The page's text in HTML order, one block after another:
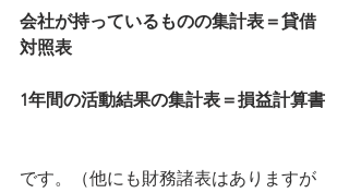
会社が持っているものの集計表＝貸借
対照表
1年間の活動結果の集計表＝損益計算書
です。（他にも財務諸表はありますが